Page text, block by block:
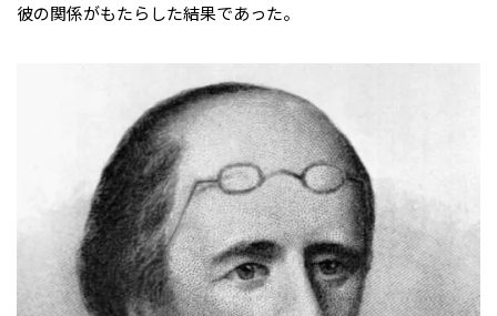
彼の関係がもたらした結果であった。